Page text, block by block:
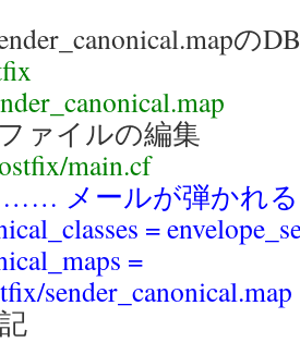
の
ァイルの編集
main.cf
メールが弾かれ
=
=
sender_canonical.map